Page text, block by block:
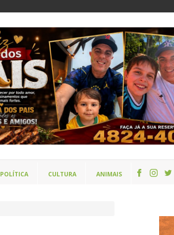
POLÍTICA CULTURA ANIMAIS